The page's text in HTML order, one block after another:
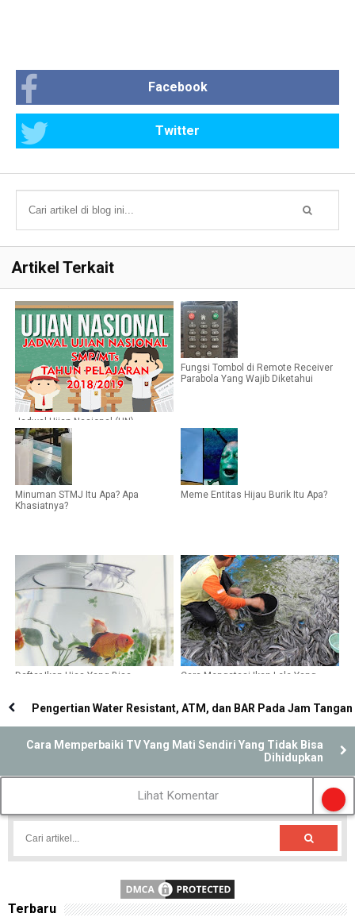
Facebook
Twitter
Artikel Terkait
Jadwal Ujian Nasional (UN)
SMP/MTs Tahun Pelajaran
2018/2019
Fungsi Tombol di Remote Receiver
Parabola Yang Wajib Diketahui
Minuman STMJ Itu Apa? Apa
Khasiatnya?
Meme Entitas Hijau Burik Itu Apa?
Daftar Ikan Hias Yang Bisa
Cara Mengatasi Ikan Lele Yang
Pengertian Water Resistant, ATM, dan BAR Pada Jam Tangan
Cara Memperbaiki TV Yang Mati Sendiri Yang Tidak Bisa
Dihidupkan
Lihat Komentar
Terbaru